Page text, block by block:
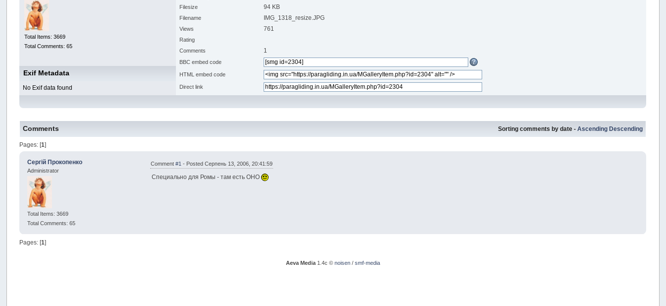
Total Items: 3669
Total Comments: 65
Filesize 94 KB
Filename IMG_1318_resize.JPG
Views 761
Rating
Comments
1
BBC embed code
HTML embed code
Direct link
Exif Metadata
No Exif data found
Comments Sorting comments by date -Ascending Descending
Pages: [1]
Сергій Прокопенко
Administrator
Total Items: 3669
Total Comments: 65
Comment#1 - Posted Серпень 13, 2006, 20:41:59
Специально для Ромы - там есть ОНО
Pages: [1]
Aeva Media1.4c © noisen/ smf-media